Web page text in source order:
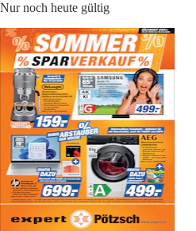
Nur noch heute gültig